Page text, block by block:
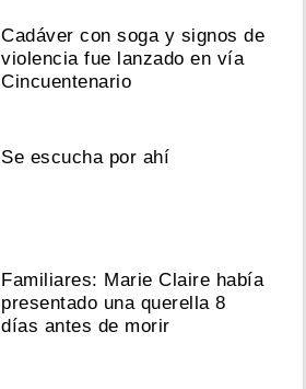
Cadáver con soga y signos de
violencia fue lanzado en vía
Cincuentenario
Se escucha por ahí
Familiares: Marie Claire había
presentado una querella 8
días antes de morir